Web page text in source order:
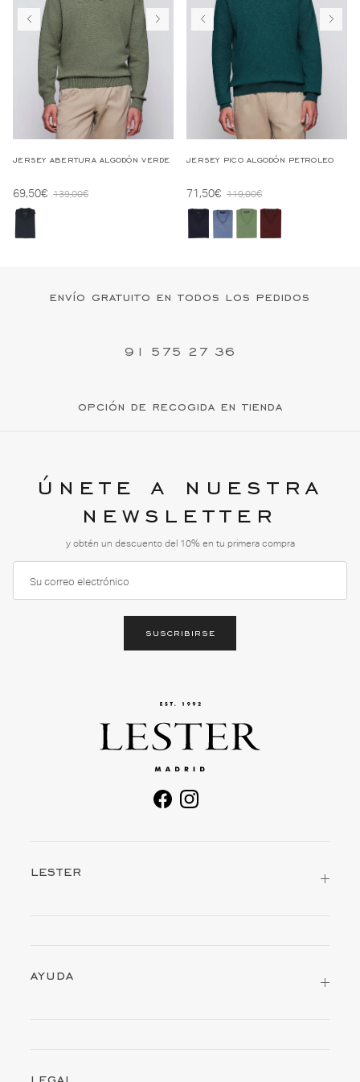
jersey abertura algodón verde
Precio de oferta
69,50€ Precio regular
139,00€
jersey pico algodón petroleo
Precio de oferta
71,50€ Precio regular
119,00€
envío gratuito en todos los pedidos
91 575 27 36
opción de recogida en tienda
únete a nuestra
newsletter
y obtén un descuento del 10% en tu primera compra
suscribirse
facebookinstagram
lester
ayuda